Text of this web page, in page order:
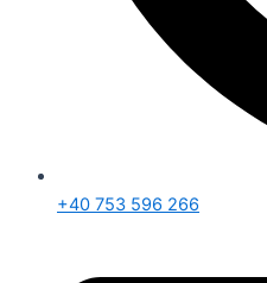
+40 753 596 266